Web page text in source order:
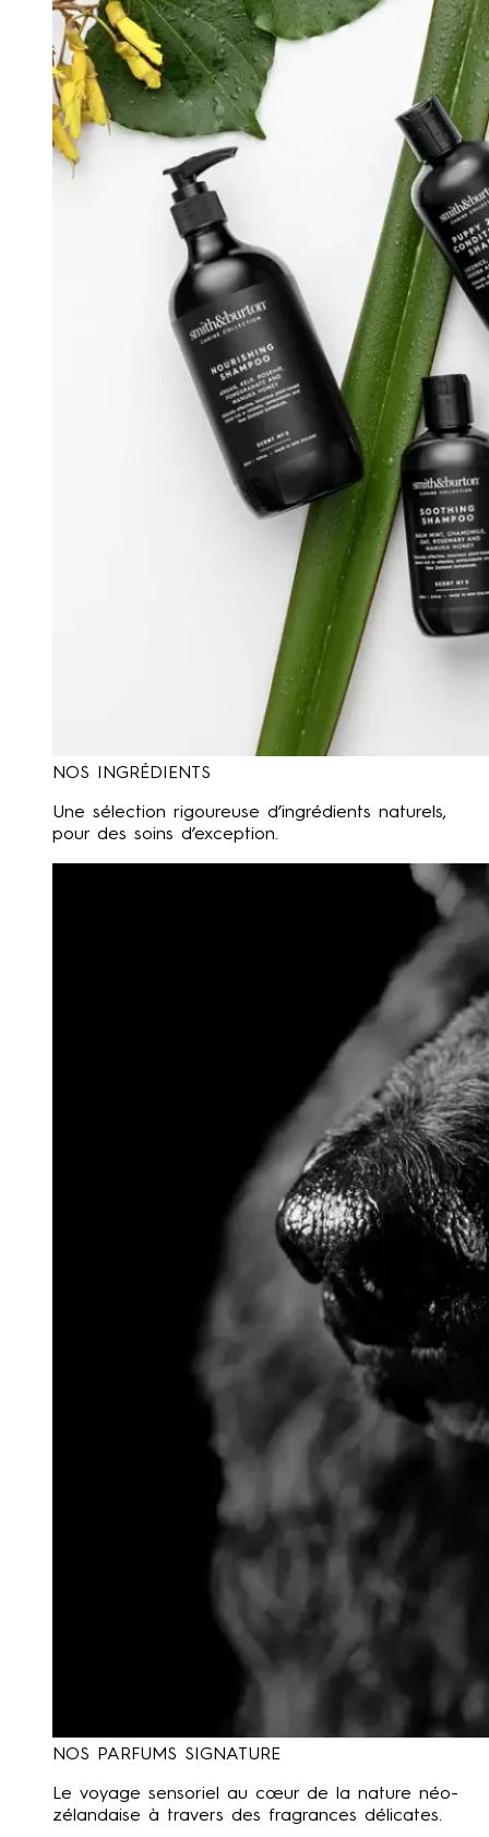
NOS INGRÉDIENTS
Une sélection rigoureuse d’ingrédients naturels,
pour des soins d’exception.
NOS PARFUMS SIGNATURE
Le voyage sensoriel au cœur de la nature néo-
zélandaise à travers des fragrances délicates.